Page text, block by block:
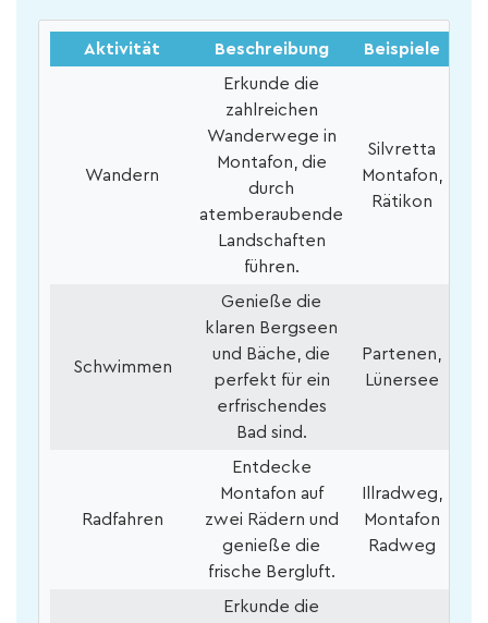
Aktivität Beschreibung Beispiele
Wandern
Erkunde die
zahlreichen
Wanderwege in
Montafon, die
durch
atemberaubende
Landschaften
führen.
Silvretta
Montafon,
Rätikon
Schwimmen
Genieße die
klaren Bergseen
und Bäche, die
perfekt für ein
erfrischendes
Bad sind.
Partenen,
Lünersee
Radfahren
Entdecke
Montafon auf
zwei Rädern und
genieße die
frische Bergluft.
Illradweg,
Montafon
Radweg
Erkunde die